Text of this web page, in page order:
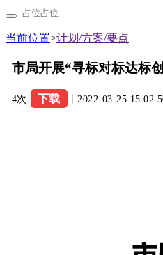
当前位置>计划/方案/要点
市局开展“寻标对标达标
4次 下载 丨2022-03-25